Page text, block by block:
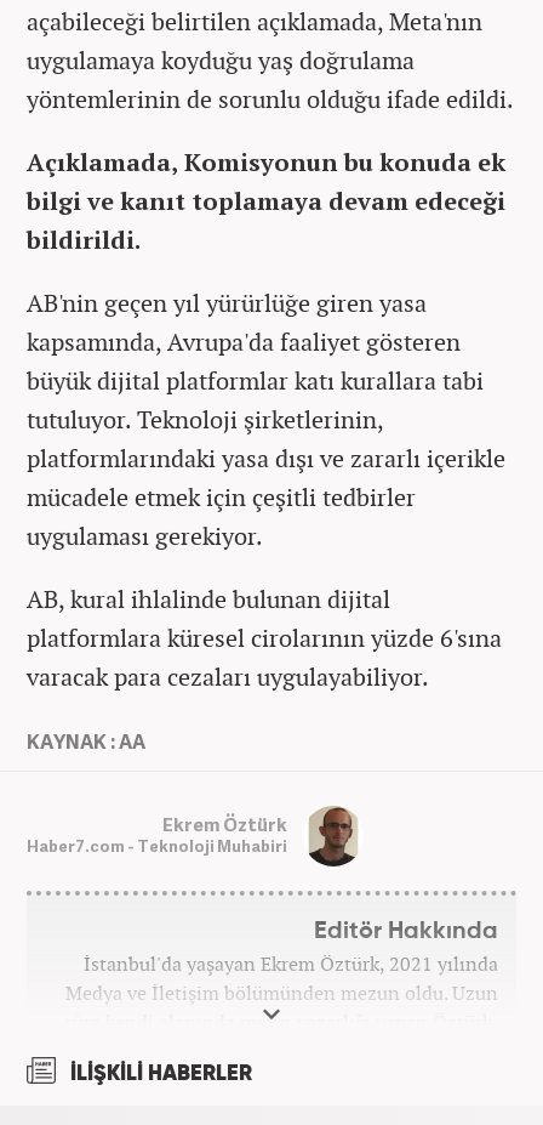
açabileceği belirtilen açıklamada, Meta'nın
uygulamaya koyduğu yaş doğrulama
yöntemlerinin de sorunlu olduğu ifade edildi.
Açıklamada, Komisyonun bu konuda ek
bilgi ve kanıt toplamaya devam edeceği
bildirildi.
AB'nin geçen yıl yürürlüğe giren yasa
kapsamında, Avrupa'da faaliyet gösteren
büyük dijital platformlar katı kurallara tabi
tutuluyor. Teknoloji şirketlerinin,
platformlarındaki yasa dışı ve zararlı içerikle
mücadele etmek için çeşitli tedbirler
uygulaması gerekiyor.
AB, kural ihlalinde bulunan dijital
platformlara küresel cirolarının yüzde 6'sına
varacak para cezaları uygulayabiliyor.
KAYNAK : AA
Ekrem Öztürk
Haber7.com - Teknoloji Muhabiri
Editör Hakkında
İstanbul'da yaşayan Ekrem Öztürk, 2021 yılında
Medya ve İletişim bölümünden mezun oldu. Uzun
süre kendi alanında metin yazarlığı yapan Öztürk,
şu an Haber7.com'da "Muhabir - Editör" olarak görev
yapmaktadır. Ayrıca günümüz insan ilişkilerinde
İLİŞKİLİ HABERLER